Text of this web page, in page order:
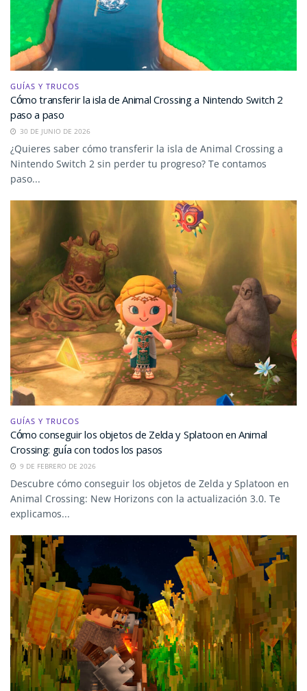
GUÍAS Y TRUCOS
Cómo transferir la isla de Animal Crossing a Nintendo Switch 2
paso a paso
30 DE JUNIO DE 2026
¿Quieres saber cómo transferir la isla de Animal Crossing a
Nintendo Switch 2 sin perder tu progreso? Te contamos
paso...
GUÍAS Y TRUCOS
Cómo conseguir los objetos de Zelda y Splatoon en Animal
Crossing: guía con todos los pasos
9 DE FEBRERO DE 2026
Descubre cómo conseguir los objetos de Zelda y Splatoon en
Animal Crossing: New Horizons con la actualización 3.0. Te
explicamos...